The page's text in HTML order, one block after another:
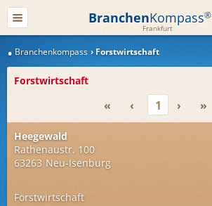
BranchenKompass®
Frankfurt
Branchenkompass Forstwirtschaft
Forstwirtschaft
« ‹ 1 › »
Heegewald
Rathenaustr. 100
63263 Neu-Isenburg
Forstwirtschaft